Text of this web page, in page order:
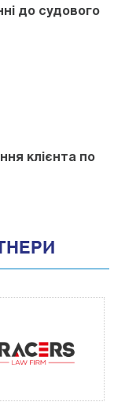
до судового
клієнта по